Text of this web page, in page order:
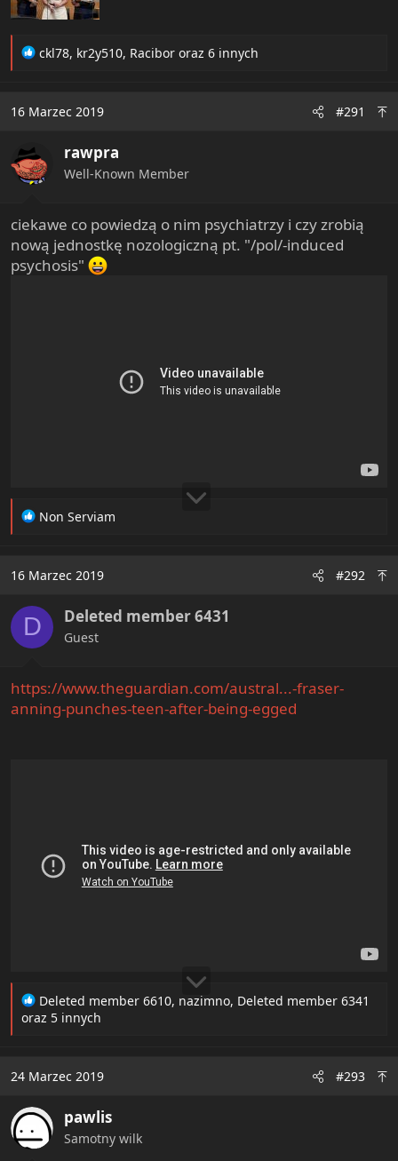
R
t
o
n
s
ckl78, kr2y510, Racibor oraz 6 innych
16 Marzec 2019 #291
rawpra
Well-Known Member
ciekawe co powiedzą o nim psychiatrzy i czy zrobią
nową jednostkę nozologiczną pt. "/pol/-induced
psychosis"
R
t
o
n
s
Non Serviam
16 Marzec 2019 #292
D Deleted member 6431
Guest
https://www.theguardian.com/austral...-fraser-
anning-punches-teen-after-being-egged
R
e
i
n
s
:
Deleted member 6610, nazimno, Deleted member 6341
oraz 5 innych
24 Marzec 2019 #293
pawlis
Samotny wilk